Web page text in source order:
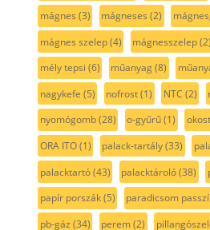
mágnes (3) mágneses (2)
mágnes szelep(4) mágnesszelep(2)
mély tepsi (6) műanyag(8)
nagykefe (5) nofrost(1) NTC (2)
nyomógomb(28) o-gyűrű(1)
ORA ITO(1) palack-tartály(33)
palacktartó(43) palacktároló(38)
papír porszák(5) paradicsom
pb-gáz (34) perem(2)